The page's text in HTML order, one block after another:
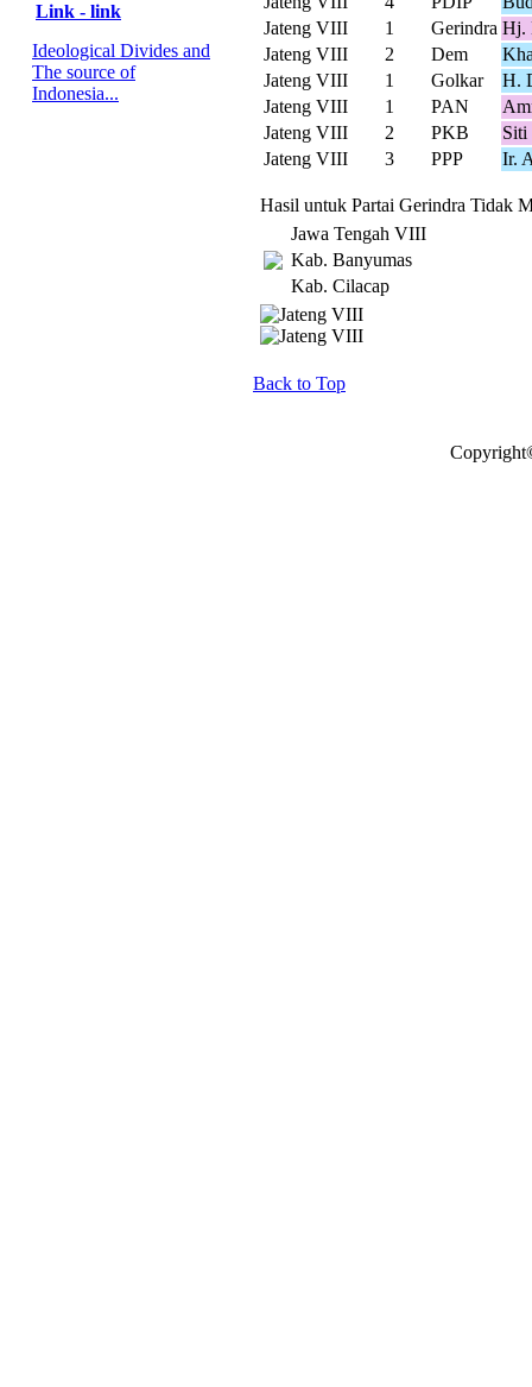
Link - link
Ideological Divides and
The source of
Indonesia...
Jateng VIII
1 Gerindra Hj.
Jateng VIII
2 Dem
Jateng VIII
1 Golkar
H.
Jateng VIII
1 PAN
Jateng VIII
2 PKB
Siti
Jateng VIII
3 PPP Ir.
Hasil untuk Partai Gerindra Tidak
Jawa Tengah VIII
Kab. Banyumas
Kab. Cilacap
Back to Top